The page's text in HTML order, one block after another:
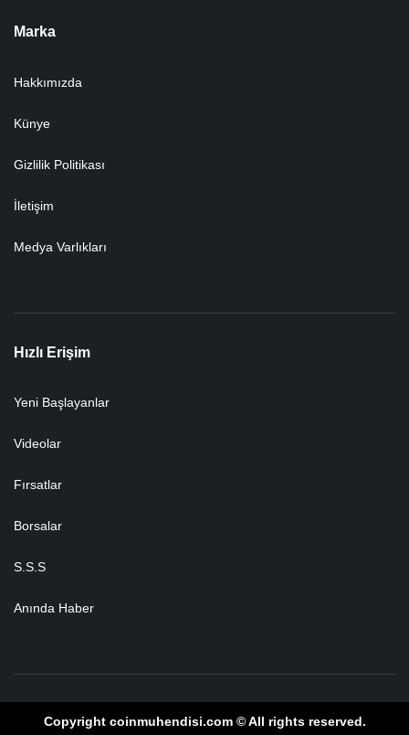
Marka
Hakkımızda
Künye
Gizlilik Politikası
İletişim
Medya Varlıkları
Hızlı Erişim
Yeni Başlayanlar
Videolar
Fırsatlar
Borsalar
S.S.S
Anında Haber
Copyright coinmuhendisi.com © All rights reserved.